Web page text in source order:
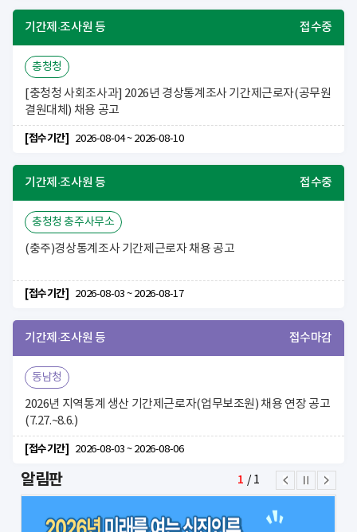
기간제·조사원 등 접수중
충청청
[충청청 사회조사과] 2026년 경상통계조사 기간제근로자(공무원
결원대체) 채용 공고
[접수기간] 2026-08-04 ~ 2026-08-10
기간제·조사원 등 접수중
충청청 충주사무소
(충주)경상통계조사 기간제근로자 채용 공고
[접수기간] 2026-08-03 ~ 2026-08-17
기간제·조사원 등 접수마감
동남청
2026년 지역통계 생산 기간제근로자(업무보조원) 채용 연장 공고
(7.27.~8.6.)
[접수기간] 2026-08-03 ~ 2026-08-06
알림판 1 / 1
이
전
일
시
정
다
음